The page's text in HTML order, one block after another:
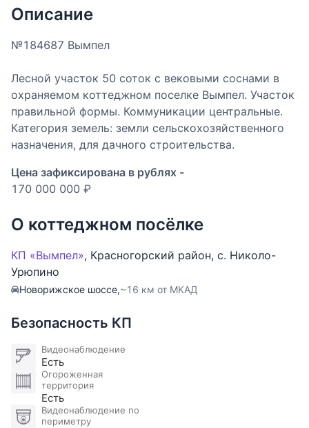
Описание
№184687 Вымпел
Лесной участок 50 соток с вековыми соснами в
охраняемом коттеджном поселке Вымпел. Участок
правильной формы. Коммуникации центральные.
Категория земель: земли сельскохозяйственного
назначения, для дачного строительства.
Цена зафиксирована в рублях -
170 000 000 ₽
О коттеджном посёлке
КП «Вымпел», Красногорский район, с. Николо-
Урюпино
Новорижское шоссе,~16 км от МКАД
Безопасность КП
Видеонаблюдение
Есть
Огороженная
территория
Есть
Видеонаблюдение по
периметру